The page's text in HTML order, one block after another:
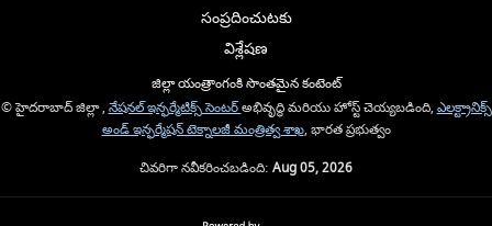
సంప్రదించుటకు
విశ్లేషణ
జిల్లా యంత్రాంగంకి సొంతమైన కంటెంట్
© హైదరాబాద్ జిల్లా , నేషనల్ ఇన్ఫర్మేటిక్స్ సెంటర్అభివృద్ధి మరియు హోస్ట్ చెయ్యబడింది, ఎలక్ట్రానిక్స్
అండ్ ఇన్ఫర్మేషన్ టెక్నాలజీ మంత్రిత్వ శాఖ, భారత ప్రభుత్వం
చివరిగా నవీకరించబడింది: Aug 05, 2026